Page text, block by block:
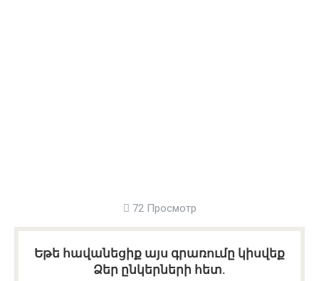
72 Просмотр
Եթե հավանեցիք այս գրառումը կիսվեք
Ձեր ընկերների հետ.